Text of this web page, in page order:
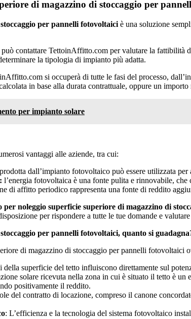
di magazzino di stoccaggio per
per pannelli fotovoltaici è una soluzione
può contattare TettoinAffitto.com per valutare la fattibilità
la tipologia di impianto più adatta.
si occuperà di tutte le fasi del processo,
in base alla durata contrattuale, oppure un importo
per impianto solare
vantaggi alle aziende, tra cui:
dall’impianto fotovoltaico può essere utilizzata
l’energia fotovoltaica è una fonte pulita e rinnovabile,
di affitto periodico rappresenta una fonte di reddito
per noleggio superficie superiore di magazzino di
per rispondere a tutte le tue domande e
per pannelli fotovoltaici, quanto si
di magazzino di stoccaggio per pannelli fotovoltaici
della superficie del tetto influiscono direttamente sul
solare ricevuta nella zona in cui è situato il tetto è
positivamente il reddito.
del contratto di locazione, compreso il canone
: L’efficienza e la tecnologia del sistema fotovoltaico